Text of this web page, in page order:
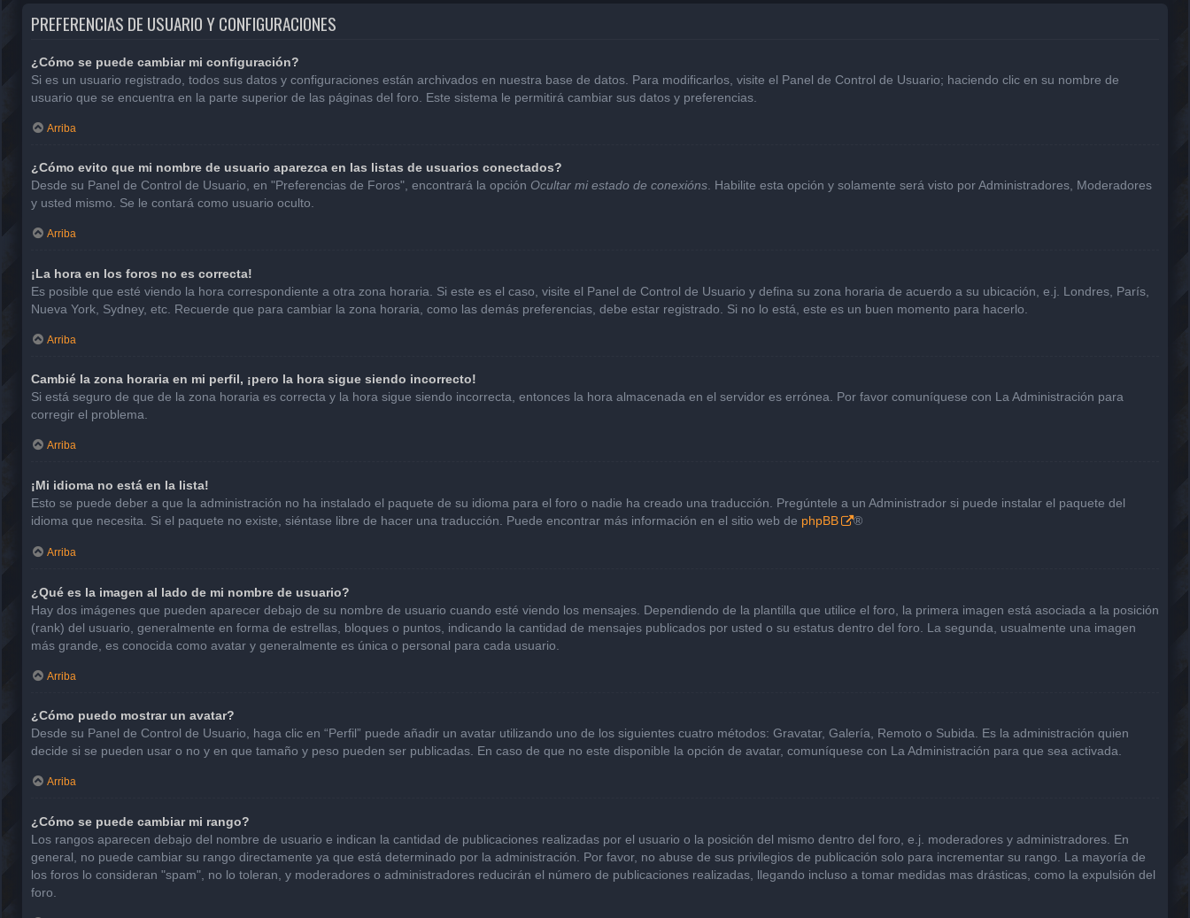
PREFERENCIAS DE USUARIO Y CONFIGURACIONES
¿Cómo se puede cambiar mi configuración?
Si es un usuario registrado, todos sus datos y configuraciones están archivados en nuestra base de datos. Para modificarlos, visite el Panel de Control de Usuario; haciendo clic en su nombre de
usuario que se encuentra en la parte superior de las páginas del foro. Este sistema le permitirá cambiar sus datos y preferencias.
Arriba
¿Cómo evito que mi nombre de usuario aparezca en las listas de usuarios conectados?
Desde su Panel de Control de Usuario, en "Preferencias de Foros", encontrará la opción Ocultar mi estado de conexións . Habilite esta opción y solamente será visto por Administradores, Moderadores
y usted mismo. Se le contará como usuario oculto.
Arriba
¡La hora en los foros no es correcta!
Es posible que esté viendo la hora correspondiente a otra zona horaria. Si este es el caso, visite el Panel de Control de Usuario y defina su zona horaria de acuerdo a su ubicación, e.j. Londres, París,
Nueva York, Sydney, etc. Recuerde que para cambiar la zona horaria, como las demás preferencias, debe estar registrado. Si no lo está, este es un buen momento para hacerlo.
Arriba
Cambié la zona horaria en mi perfil, ¡pero la hora sigue siendo incorrecto!
Si está seguro de que de la zona horaria es correcta y la hora sigue siendo incorrecta, entonces la hora almacenada en el servidor es errónea. Por favor comuníquese con La Administración para
corregir el problema.
Arriba
¡Mi idioma no está en la lista!
Esto se puede deber a que la administración no ha instalado el paquete de su idioma para el foro o nadie ha creado una traducción. Pregúntele a un Administrador si puede instalar el paquete del
idioma que necesita. Si el paquete no existe, siéntase libre de hacer una traducción. Puede encontrar más información en el sitio web de phpBB ®
Arriba
¿Qué es la imagen al lado de mi nombre de usuario?
Hay dos imágenes que pueden aparecer debajo de su nombre de usuario cuando esté viendo los mensajes. Dependiendo de la plantilla que utilice el foro, la primera imagen está asociada a la posición
(rank) del usuario, generalmente en forma de estrellas, bloques o puntos, indicando la cantidad de mensajes publicados por usted o su estatus dentro del foro. La segunda, usualmente una imagen
más grande, es conocida como avatar y generalmente es única o personal para cada usuario.
Arriba
¿Cómo puedo mostrar un avatar?
Desde su Panel de Control de Usuario, haga clic en “Perfil” puede añadir un avatar utilizando uno de los siguientes cuatro métodos: Gravatar, Galería, Remoto o Subida. Es la administración quien
decide si se pueden usar o no y en que tamaño y peso pueden ser publicadas. En caso de que no este disponible la opción de avatar, comuníquese con La Administración para que sea activada.
Arriba
¿Cómo se puede cambiar mi rango?
Los rangos aparecen debajo del nombre de usuario e indican la cantidad de publicaciones realizadas por el usuario o la posición del mismo dentro del foro, e.j. moderadores y administradores. En
general, no puede cambiar su rango directamente ya que está determinado por la administración. Por favor, no abuse de sus privilegios de publicación solo para incrementar su rango. La mayoría de
los foros lo consideran "spam", no lo toleran, y moderadores o administradores reducirán el número de publicaciones realizadas, llegando incluso a tomar medidas mas drásticas, como la expulsión del
foro.